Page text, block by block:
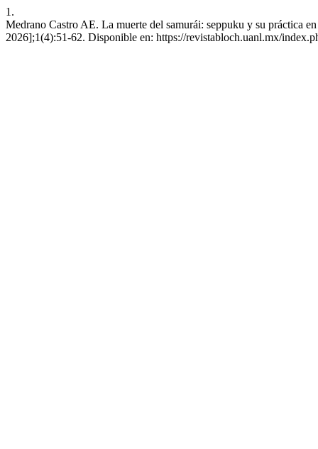
1.
Medrano Castro AE. La muerte del samurái: seppuku y su práctica
2026];1(4):51-62. Disponible en: https://revistabloch.uanl.mx/